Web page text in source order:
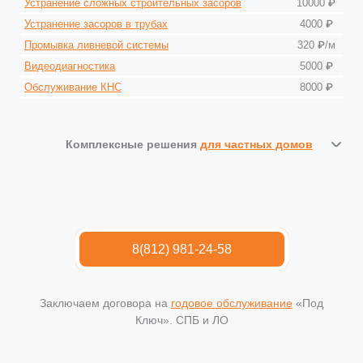
Устранение сложных строительных засоров
10000 ₽
Устранение засоров в трубах
4000 ₽
Промывка ливневой системы
320 ₽/м
Видеодиагностика
5000 ₽
Обслуживание КНС
8000 ₽
Комплексные решения для частных домов
8(812) 981-24-58
Заключаем договора на годовое обслуживание «Под
Ключ». СПБ и ЛО